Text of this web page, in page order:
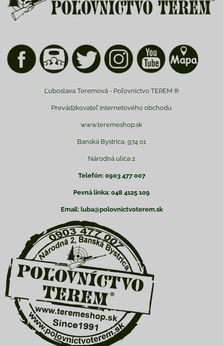
Ľuboslava Teremová - Poľovnictvo TEREM®
Prevádzkovateľ internetového obchodu
www.teremeshop.sk
Banská Bystrica, 974 01
Národná ulica 2
Telefón: 0903 477 007
Pevná linka: 048 4125 109
Email: luba@polovnictvoterem.sk